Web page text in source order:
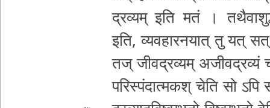
द्रव्यम् इति मतं ।
इति, व्य­व­हा­र­न­या­त् तु यत् सत्
तज् जी­व­द्र­व्य­म् अ­जी­व­द्र­व्यं
प­रि­स्पं­दा­त्म­क­श् चेतिसो ऽपि